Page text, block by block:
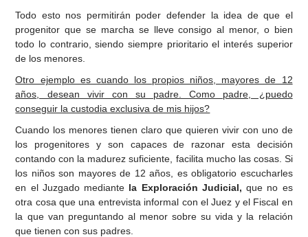
Todo esto nos permitirán poder defender la idea de que el
progenitor que se marcha se lleve consigo al menor, o bien
todo lo contrario, siendo siempre prioritario el interés superior
de los menores.
Otro ejemplo es cuando los propios niños, mayores de 12
años, desean vivir con su padre. Como padre, ¿puedo
conseguir la custodia exclusiva de mis hijos?
Cuando los menores tienen claro que quieren vivir con uno de
los progenitores y son capaces de razonar esta decisión
contando con la madurez suficiente, facilita mucho las cosas. Si
los niños son mayores de 12 años, es obligatorio escucharles
en el Juzgado mediante la Exploración Judicial,que no es
otra cosa que una entrevista informal con el Juez y el Fiscal en
la que van preguntando al menor sobre su vida y la relación
que tienen con sus padres.